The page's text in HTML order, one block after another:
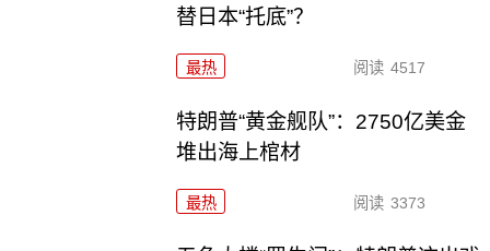
替日本“托底”？
最热 阅读 4517
特朗普“黄金舰队”：2750亿美金
堆出海上棺材
最热 阅读 3373